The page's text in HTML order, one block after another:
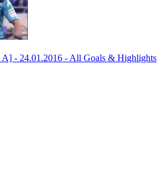
- 24.01.2016 - All Goals & Highlights